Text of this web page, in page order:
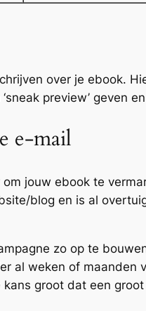
over je ebook.
preview’ geven
e-mail
jouw ebook te
blog en is al
zo op te
al weken of maanden
groot dat een